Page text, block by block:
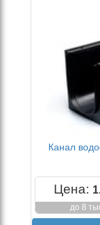
Канал
Цена:
до 8